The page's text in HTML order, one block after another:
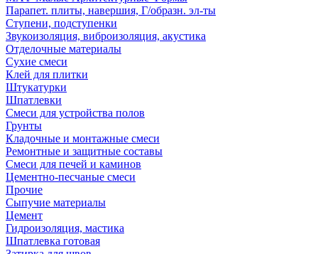
Парапет. плиты, навершия, Г/образн. эл-ты
Ступени, подступенки
Звукоизоляция, виброизоляция, акустика
Отделочные материалы
Сухие смеси
Клей для плитки
Штукатурки
Шпатлевки
Смеси для устройства полов
Грунты
Кладочные и монтажные смеси
Ремонтные и защитные составы
Смеси для печей и каминов
Цементно-песчаные смеси
Прочие
Сыпучие материалы
Цемент
Гидроизоляция, мастика
Шпатлевка готовая